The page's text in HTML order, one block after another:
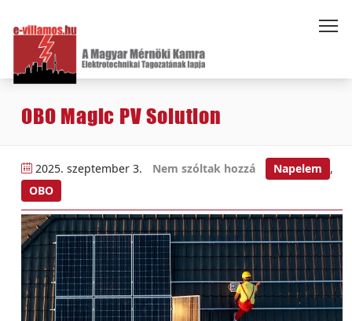
OBO Magic PV Solution
2025. szeptember 3. Nem szóltak hozzá Napelem
,
OBO